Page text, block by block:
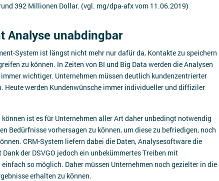
392 Millionen Dollar. (vgl. mg/dpa-afx vom 11.06.2019)
Analyse unabdingbar
System ist längst nicht mehr nur dafür da, Kontakte zu speichern
zu können. In Zeiten von BI und Big Data werden die Analysen
wichtiger. Unternehmen müssen deutlich kundenzentrierter
Heute werden Kundenwünsche immer individueller und diffiziler
ist es für Unternehmen aller Art daher unbedingt notwendig
Bedürfnisse vorhersagen zu können, um diese zu befriedigen, noch
CRM-System liefern dabei die Daten, Analysesoftware die
der DSVGO jedoch ein unbekümmertes Treiben mit
so möglich. Daher müssen Unternehmen noch gezielter in die
erhalten zu können.